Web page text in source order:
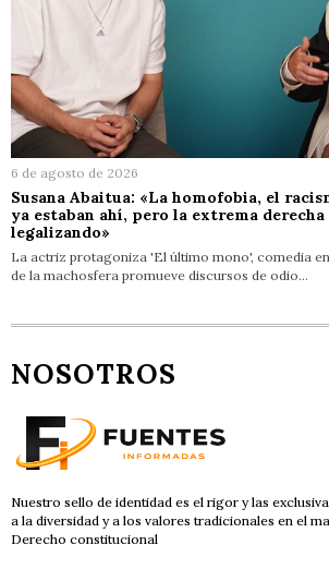
6 de agosto de 2026
Susana Abaitua: «La homofobia, el
ya estaban ahí, pero la extrema derecha
legalizando»
La actriz protagoniza 'El último mono', comedia
de la machosfera promueve discursos de odio…
NOSOTROS
Nuestro sello de identidad es el rigor y las
a la diversidad y a los valores tradicionales en el
Derecho constitucional